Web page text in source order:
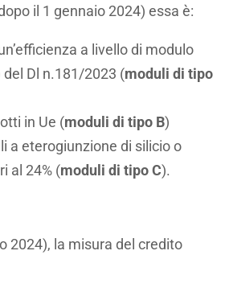
il 1 gennaio 2024) essa è:
a livello di modulo
del Dl n.181/2023 (moduli di tipo
in Ue (moduli di tipo B)
a eterogiunzione di silicio o
al 24% (moduli di tipo C).
2024), la misura del credito